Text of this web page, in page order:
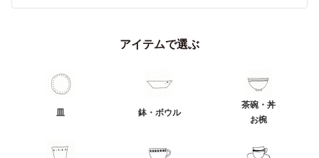
アイテムで選ぶ
皿 鉢・ボウル
茶碗・丼
お椀